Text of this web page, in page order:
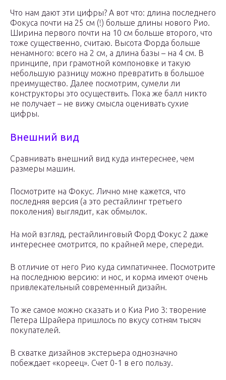
Что нам дают эти цифры? А вот что: длина последнего
Фокуса почти на 25 см (!) больше длины нового Рио.
Ширина первого почти на 10 см больше второго, что
тоже существенно, считаю. Высота Форда больше
ненамного: всего на 2 см, а длина базы – на 4 см. В
принципе, при грамотной компоновке и такую
небольшую разницу можно превратить в большое
преимущество. Далее посмотрим, сумели ли
конструкторы это осуществить. Пока же балл никто
не получает – не вижу смысла оценивать сухие
цифры.
Внешний вид
Сравнивать внешний вид куда интереснее, чем
размеры машин.
Посмотрите на Фокус. Лично мне кажется, что
последняя версия (а это рестайлинг третьего
поколения) выглядит, как обмылок.
На мой взгляд, рестайлинговый Форд Фокус 2 даже
интереснее смотрится, по крайней мере, спереди.
В отличие от него Рио куда симпатичнее. Посмотрите
на последнюю версию: и нос, и корма имеют очень
привлекательный современный дизайн.
То же самое можно сказать и о Киа Рио 3: творение
Петера Шрайера пришлось по вкусу сотням тысяч
покупателей.
В схватке дизайнов экстерьера однозначно
побеждает «кореец». Счет 0-1 в его пользу.